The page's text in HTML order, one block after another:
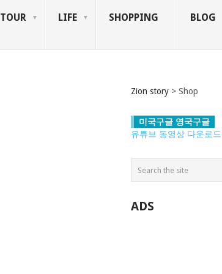
TOUR LIFE SHOPPING BLOG
Zion story > Shop
미국구글 영국구글
유튜브 동영상 다운로드
ADS